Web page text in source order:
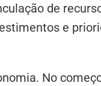
de
e
No